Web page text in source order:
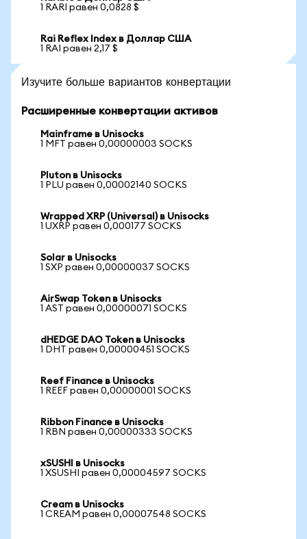
1 RARI равен 0,0828 $
Rai Reflex Index в Доллар США
1 RAI равен 2,17 $
Изучите больше вариантов конвертации
Расширенные конвертации активов
Mainframe в Unisocks
1 MFT равен 0,00000003 SOCKS
Pluton в Unisocks
1 PLU равен 0,00002140 SOCKS
Wrapped XRP (Universal) в Unisocks
1 UXRP равен 0,000177 SOCKS
Solar в Unisocks
1 SXP равен 0,00000037 SOCKS
AirSwap Token в Unisocks
1 AST равен 0,00000071 SOCKS
dHEDGE DAO Token в Unisocks
1 DHT равен 0,00000451 SOCKS
Reef Finance в Unisocks
1 REEF равен 0,00000001 SOCKS
Ribbon Finance в Unisocks
1 RBN равен 0,00000333 SOCKS
xSUSHI в Unisocks
1 XSUSHI равен 0,00004597 SOCKS
Cream в Unisocks
1 CREAM равен 0,00007548 SOCKS